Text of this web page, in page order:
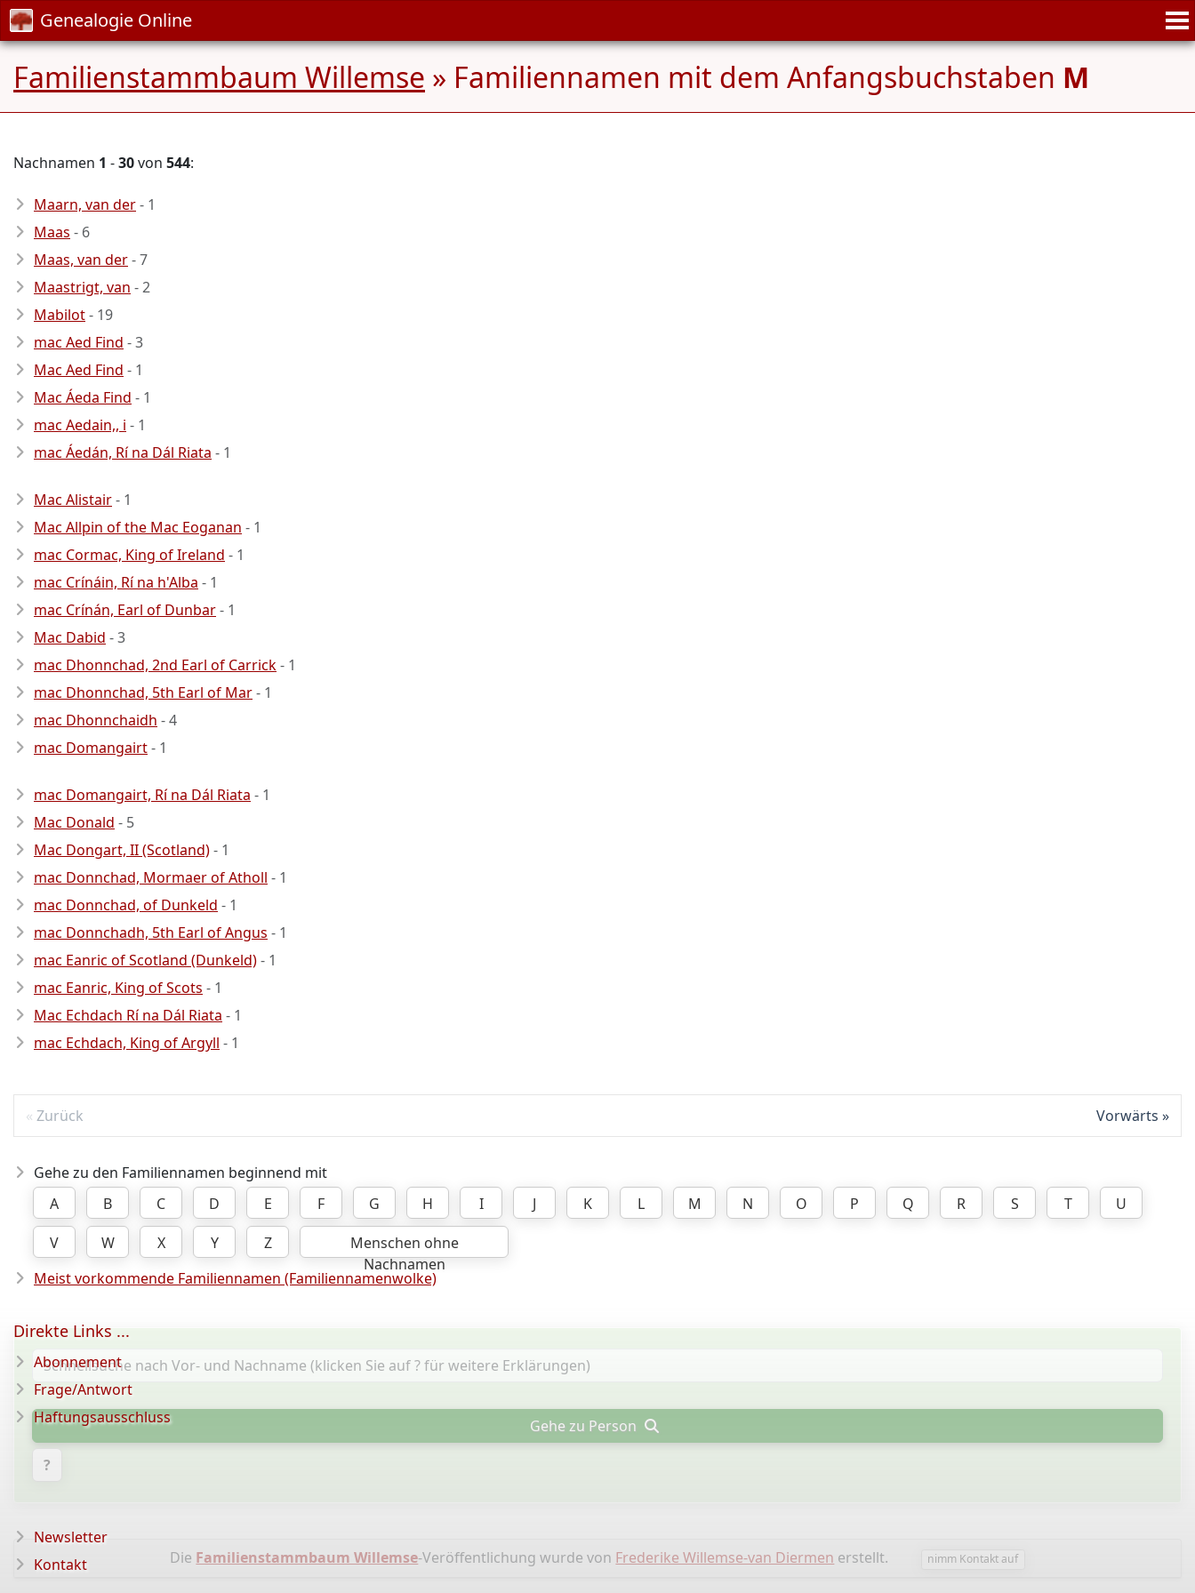
Genealogie Online
Familienstammbaum Willemse » Familiennamen mit dem Anfangsbuchstaben M
Nachnamen 1 -30von 544:
Maarn, van der- 1
Maas - 6
Maas, van der- 7
Maastrigt, van - 2
Mabilot- 19
mac Aed Find - 3
Mac Aed Find - 1
Mac Áeda Find - 1
mac Aedain,, i - 1
mac Áedán, Rí na Dál Riata - 1
Mac Alistair- 1
Mac Allpin of the Mac Eoganan - 1
mac Cormac, King of Ireland - 1
mac Crínáin, Rí na h'Alba - 1
mac Crínán, Earl of Dunbar- 1
Mac Dabid - 3
mac Dhonnchad, 2nd Earl of Carrick- 1
mac Dhonnchad, 5th Earl of Mar- 1
mac Dhonnchaidh - 4
mac Domangairt- 1
mac Domangairt, Rí na Dál Riata - 1
Mac Donald - 5
Mac Dongart, II (Scotland)- 1
mac Donnchad, Mormaer of Atholl - 1
mac Donnchad, of Dunkeld - 1
mac Donnchadh, 5th Earl of Angus - 1
mac Eanric of Scotland (Dunkeld)- 1
mac Eanric, King of Scots - 1
Mac Echdach Rí na Dál Riata - 1
mac Echdach, King of Argyll - 1
Zurück Vorwärts
Gehe zu den Familiennamen beginnend mit
A
B C D E F G H I J K L M N O P Q R S T
U
V
W X Y Z
Menschen ohne
Nachnamen
Meist vorkommende Familiennamen (Familiennamenwolke)
Gehe zu Person
?
Die Familienstammbaum Willemse-Veröffentlichung wurde von Frederike Willemse-van Diermen erstellt. nimm Kontakt auf
Direkte Links ...
Abonnement
Frage/Antwort
Haftungsausschluss
Newsletter
Kontakt